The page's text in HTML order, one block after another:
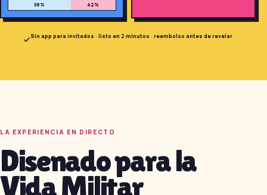
58% 42%
imagina a toda tu familia
Sin app para invitados · listo en 2 minutos · reembolso antes de revelar
LA EXPERIENCIA EN DIRECTO
Disenado para la
Vida Militar